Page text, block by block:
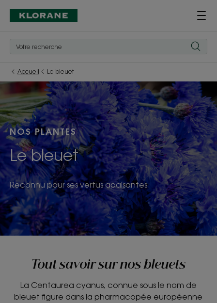
Accueil Le bleuet
NOS PLANTES
Le bleuet
Reconnu pour ses vertus apaisantes
Tout savoir sur nos bleuets
La Centaurea cyanus, connue sous le nom de
bleuet figure dans la pharmacopée européenne